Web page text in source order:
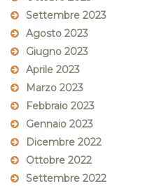
Settembre 2023
Agosto 2023
Giugno 2023
Aprile 2023
Marzo 2023
Febbraio 2023
Gennaio 2023
Dicembre 2022
Ottobre 2022
Settembre 2022